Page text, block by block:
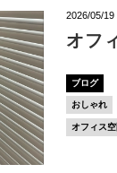
2026/05/19
オフ
ブログ
おしゃれ
オフィス空